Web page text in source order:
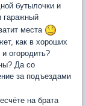
бутылочки и
гаражный
места
как в хороших
огородить?
Да со
за подъездами
на брата